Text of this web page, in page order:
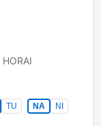
HORAI
TU NA
NI